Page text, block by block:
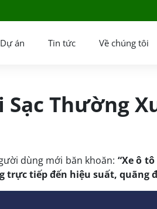
Dự án Tin tức Về chúng tôi
Thường
dùng mới băn khoăn: “Xe ô
trực tiếp đến hiệu suất, quãng